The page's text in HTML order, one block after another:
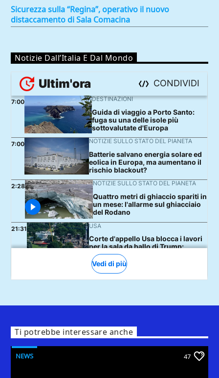
Sicurezza sulla “Regina”, operativo il nuovo
distaccamento di Sala Comacina
Notizie Dall’Italia E Dal Mondo
Ti potrebbe interessare anche
NEWS 47